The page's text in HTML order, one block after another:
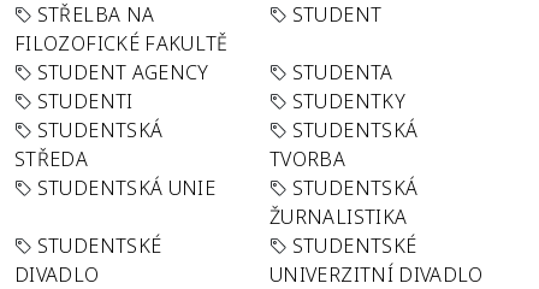
STŘELBA NA
FILOZOFICKÉ FAKULTĚ
STUDENT
STUDENT AGENCY
STUDENTA
STUDENTI
STUDENTKY
STUDENTSKÁ
STŘEDA
STUDENTSKÁ
TVORBA
STUDENTSKÁ UNIE
STUDENTSKÁ
ŽURNALISTIKA
STUDENTSKÉ
DIVADLO
STUDENTSKÉ
UNIVERZITNÍ DIVADLO